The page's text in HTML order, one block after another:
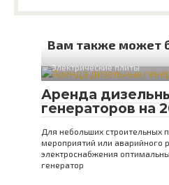
Вам также может
Электрические плиты
Аренда
генераторов на
Для небольших строительных
мероприятий или аварийного
электроснабжения
генератор